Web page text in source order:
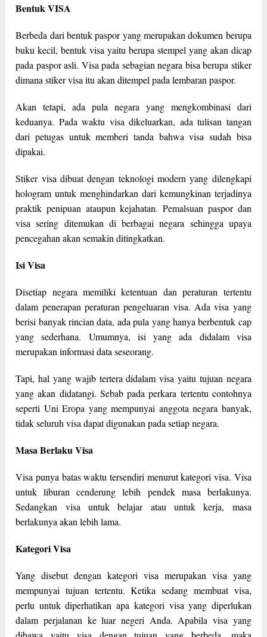
Bentuk VISA
Berbeda dari bentuk paspor yang merupakan dokumen berupa
buku kecil, bentuk visa yaitu berupa stempel yang akan dicap
pada paspor asli. Visa pada sebagian negara bisa berupa stiker
dimana stiker visa itu akan ditempel pada lembaran paspor.
Akan tetapi, ada pula negara yang mengkombinasi dari
keduanya. Pada waktu visa dikeluarkan, ada tulisan tangan
dari petugas untuk memberi tanda bahwa visa sudah bisa
dipakai.
Stiker visa dibuat dengan teknologi modern yang dilengkapi
hologram untuk menghindarkan dari kemungkinan terjadinya
praktik penipuan ataupun kejahatan. Pemalsuan paspor dan
visa sering ditemukan di berbagai negara sehingga upaya
pencegahan akan semakin ditingkatkan.
Isi Visa
Disetiap negara memiliki ketentuan dan peraturan tertentu
dalam penerapan peraturan pengeluaran visa. Ada visa yang
berisi banyak rincian data, ada pula yang hanya berbentuk cap
yang sederhana. Umumnya, isi yang ada didalam visa
merupakan informasi data seseorang.
Tapi, hal yang wajib tertera didalam visa yaitu tujuan negara
yang akan didatangi. Sebab pada perkara tertentu contohnya
seperti Uni Eropa yang mempunyai anggota negara banyak,
tidak seluruh visa dapat digunakan pada setiap negara.
Masa Berlaku Visa
Visa punya batas waktu tersendiri menurut kategori visa. Visa
untuk liburan cenderung lebih pendek masa berlakunya.
Sedangkan visa untuk belajar atau untuk kerja, masa
berlakunya akan lebih lama.
Kategori Visa
Yang disebut dengan kategori visa merupakan visa yang
mempunyai tujuan tertentu. Ketika sedang membuat visa,
perlu untuk diperhatikan apa kategori visa yang diperlukan
dalam perjalanan ke luar negeri Anda. Apabila visa yang